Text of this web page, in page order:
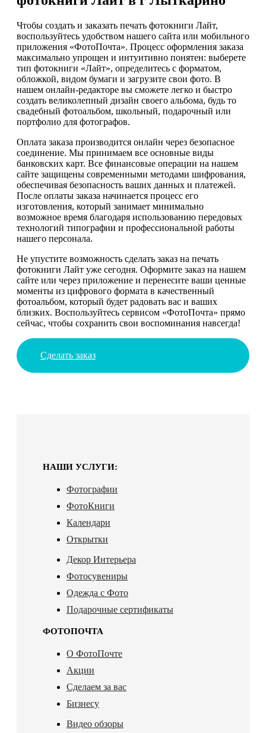
Чтобы создать и заказать печать фотокниги Лайт,
воспользуйтесь удобством нашего сайта или мобильного
приложения «ФотоПочта». Процесс оформления заказа
максимально упрощен и интуитивно понятен: выберете
тип фотокниги «Лайт», определитесь с форматом,
обложкой, видом бумаги и загрузите свои фото. В
нашем онлайн-редакторе вы сможете легко и быстро
создать великолепный дизайн своего альбома, будь то
свадебный фотоальбом, школьный, подарочный или
портфолио для фотографов.
Оплата заказа производится онлайн через безопасное
соединение. Мы принимаем все основные виды
банковских карт. Все финансовые операции на нашем
сайте защищены современными методами шифрования,
обеспечивая безопасность ваших данных и платежей.
После оплаты заказа начинается процесс его
изготовления, который занимает минимально
возможное время благодаря использованию передовых
технологий типографии и профессиональной работы
нашего персонала.
Не упустите возможность сделать заказ на печать
фотокниги Лайт уже сегодня. Оформите заказ на нашем
сайте или через приложение и перенесите ваши ценные
моменты из цифрового формата в качественный
фотоальбом, который будет радовать вас и ваших
близких. Воспользуйтесь сервисом «ФотоПочта» прямо
сейчас, чтобы сохранить свои воспоминания навсегда!
Сделать заказ
НАШИ УСЛУГИ:
Фотографии
ФотоКниги
Календари
Открытки
Декор Интерьера
Фотосувениры
Одежда с Фото
Подарочные сертификаты
ФОТОПОЧТА
О ФотоПочте
Акции
Сделаем за вас
Бизнесу
Видео обзоры